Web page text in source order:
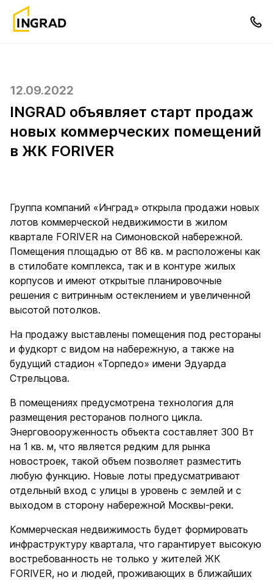
12.09.2022
INGRAD объявляет старт продаж
новых коммерческих помещений
в ЖК FORIVER
Группа компаний «Инград» открыла продажи новых
лотов коммерческой недвижимости в жилом
квартале FORIVER на Симоновской набережной.
Помещения площадью от 86 кв. м расположены как
в стилобате комплекса, так и в контуре жилых
корпусов и имеют открытые планировочные
решения с витринным остеклением и увеличенной
высотой потолков.
На продажу выставлены помещения под рестораны
и фудкорт с видом на набережную, а также на
будущий стадион «Торпедо» имени Эдуарда
Стрельцова.
В помещениях предусмотрена технология для
размещения ресторанов полного цикла.
Энерговооруженность объекта составляет 300 Вт
на 1 кв. м, что является редким для рынка
новостроек, такой объем позволяет разместить
любую функцию. Новые лоты предусматривают
отдельный вход с улицы в уровень c землей и с
выходом в сторону набережной Москвы-реки.
Коммерческая недвижимость будет формировать
инфраструктуру квартала, что гарантирует высокую
востребованность не только у жителей ЖК
FORIVER, но и людей, проживающих в ближайших